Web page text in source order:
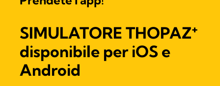
SIMULATORE THOPAZ+
disponibile per iOS e
Android